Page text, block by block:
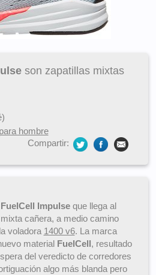
son zapatillas mixtas
hombre
Compartir:
Impulseque llega al
cañera, a medio camino
voladora 1400 v6. La marca
material FuelCell, resultado
del veredicto de corredores
algo más blanda pero